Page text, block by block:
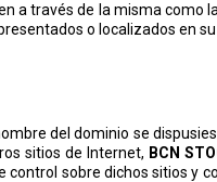
a través de la misma como
o localizados en su
del dominio se
sitios de Internet, BCN
control sobre dichos sitios y